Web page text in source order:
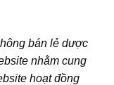
bán lẻ dược
nhằm cung
hoạt đồng